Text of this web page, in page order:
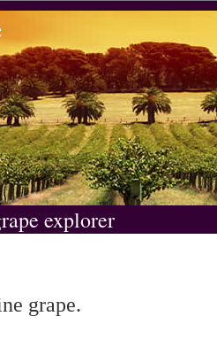
explorer
grape.